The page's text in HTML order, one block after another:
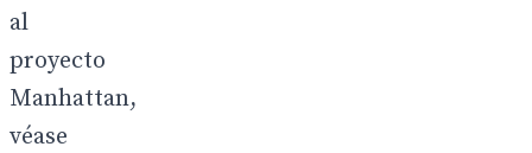
al
proyecto
Manhattan,
véase